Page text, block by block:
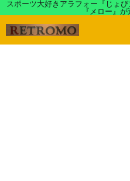
スポーツ大好きアラフォー『じょ
『メロー』